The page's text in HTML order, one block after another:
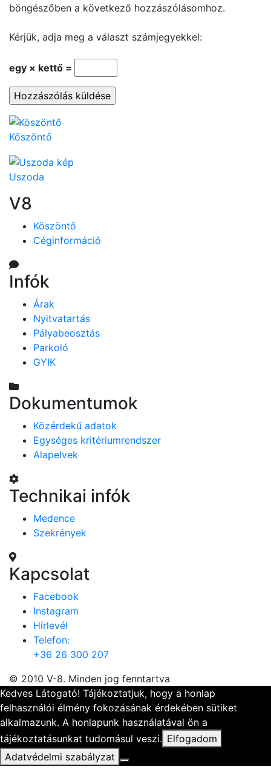
böngészőben a következő hozzászólásomhoz.
Kérjük, adja meg a választ számjegyekkel:
egy × kettő =
Köszöntő
Uszoda
V8
Köszöntő
Céginformáció
Infók
Árak
Nyitvatartás
Pályabeosztás
Parkoló
GYIK
Dokumentumok
Közérdekű adatok
Egységes kritériumrendszer
Alapelvek
Technikai infók
Medence
Szekrények
Kapcsolat
Facebook
Instagram
Hírlevél
Telefon:
+36 26 300 207
© 2010 V-8. Minden jog fenntartva
Kedves Látogató! Tájékoztatjuk, hogy a honlap
felhasználói élmény fokozásának érdekében sütiket
alkalmazunk. A honlapunk használatával ön a
tájékoztatásunkat tudomásul veszi. Elfogadom
Adatvédelmi szabályzat